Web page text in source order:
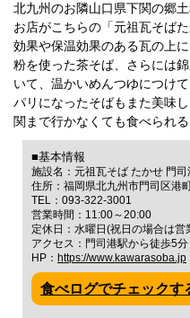
北九州のお隣山口県下関の郷
お店がこちらの「元祖瓦そば
効果や保温効果のある瓦の上
粉を使った茶そば、さらには
いて、温かいめんつゆにつけ
パリになったそばもまた美味
関まで行かなくても食べられ
■基本情報
施設名：元祖瓦そば たかせ 門
住所：福岡県北九州市門司区港
TEL：093-322-3001
営業時間：11:00～20:00
定休日：水曜日(祝日の場合は営
アクセス：門司港駅から徒歩5分
HP： https://www.kawarasoba.jp
食べログでチェックす